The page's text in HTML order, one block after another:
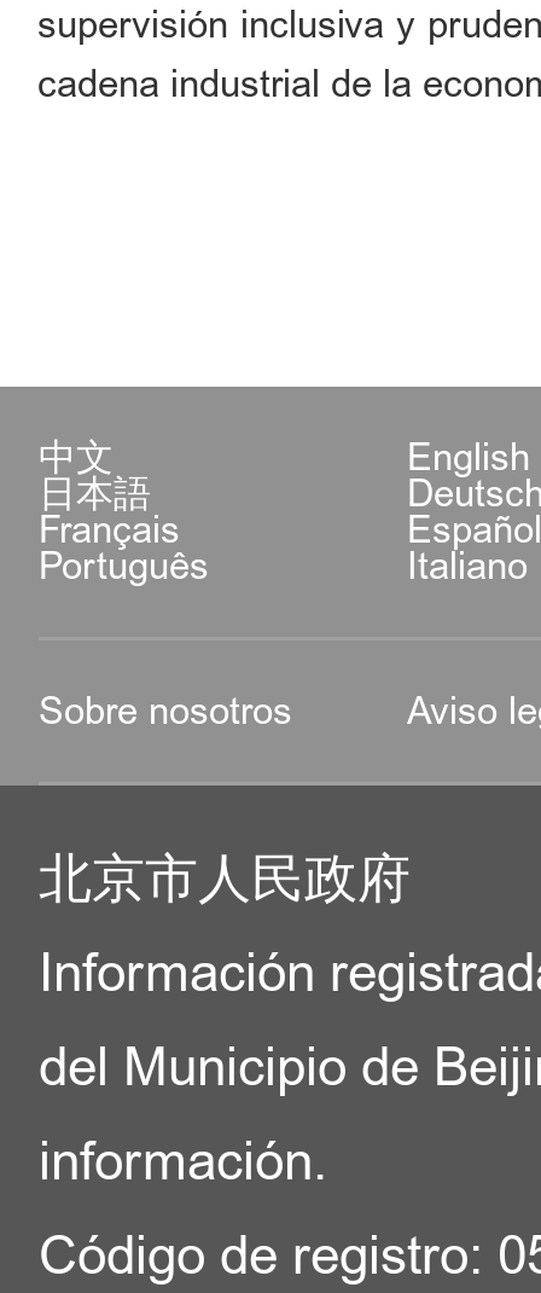
supervisión inclusiva y
cadena industrial de la
中文 English
日本語
Français
Português Italiano
Sobre nosotros Aviso
北京市人民政府
Información
del Municipio de
información.
Código de registro: